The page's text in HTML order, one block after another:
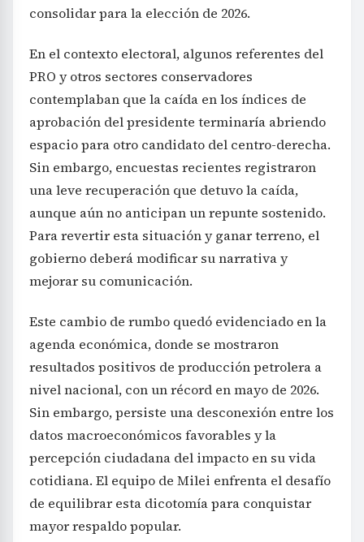
consolidar para la elección de 2026.
En el contexto electoral, algunos referentes del
PRO y otros sectores conservadores
contemplaban que la caída en los índices de
aprobación del presidente terminaría abriendo
espacio para otro candidato del centro-derecha.
Sin embargo, encuestas recientes registraron
una leve recuperación que detuvo la caída,
aunque aún no anticipan un repunte sostenido.
Para revertir esta situación y ganar terreno, el
gobierno deberá modificar su narrativa y
mejorar su comunicación.
Este cambio de rumbo quedó evidenciado en la
agenda económica, donde se mostraron
resultados positivos de producción petrolera a
nivel nacional, con un récord en mayo de 2026.
Sin embargo, persiste una desconexión entre los
datos macroeconómicos favorables y la
percepción ciudadana del impacto en su vida
cotidiana. El equipo de Milei enfrenta el desafío
de equilibrar esta dicotomía para conquistar
mayor respaldo popular.